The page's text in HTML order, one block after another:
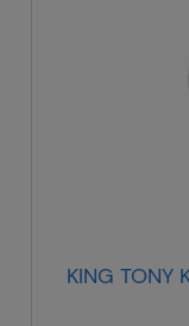
KING TONY